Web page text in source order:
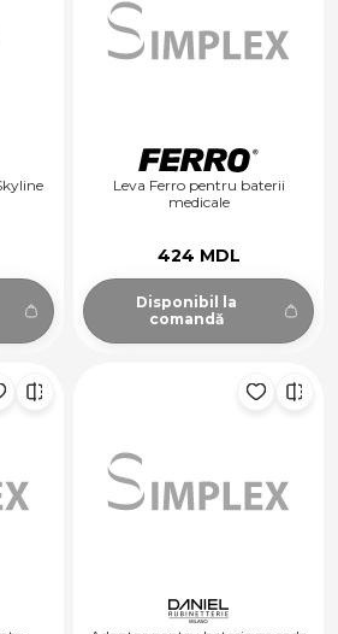
Leva Ferro pentru baterii
medicale
424 MDL
Disponibil la
comandă